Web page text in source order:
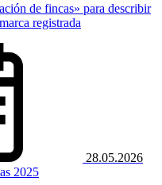
de fincas» para describir
registrada
28.05.2026